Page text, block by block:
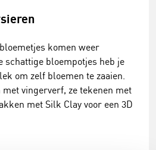
komen weer
schattige bloempotjes heb je
om zelf bloemen te zaaien.
met vingerverf, ze tekenen met
met Silk Clay voor een 3D